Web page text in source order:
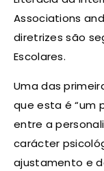
Associations
diretrizes são
Escolares.
Uma das
que esta é “um
entre a
carácter
ajustamento e